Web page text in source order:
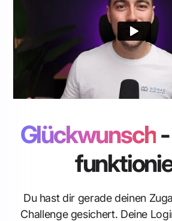
Glückwunsch
Du hast dir gerade deinen
Challenge gesichert. Deine